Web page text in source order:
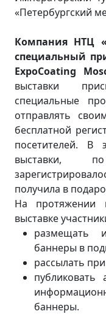
«Петербургский
Компания НТЦ
специальный
ExpoCoating
выставки
специальные
отправлять
бесплатной
посетителей. В
выставки,
получила в
На протяжении
выставке
размещать
баннеры в
рассылать
баннеры.